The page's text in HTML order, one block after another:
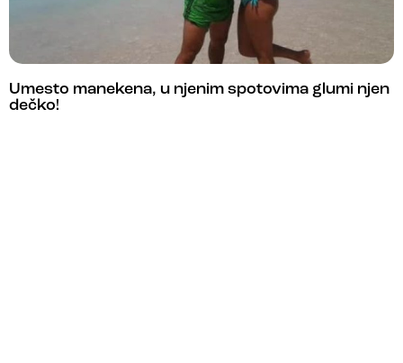
Umesto manekena, u njenim spotovima glumi njen
dečko!